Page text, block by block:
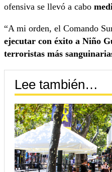
ofensiva se llevó a cabo
“A mi orden, el Comando
ejecutar con éxito a Niño
terroristas más
Lee también…